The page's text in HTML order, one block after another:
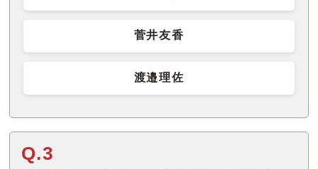
菅井友香
渡邉理佐
Q.3